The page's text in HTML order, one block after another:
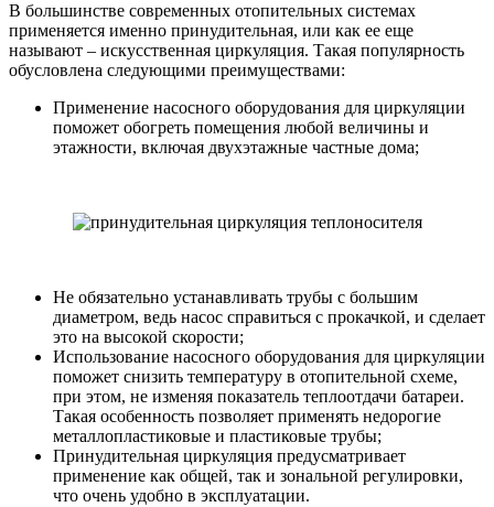
В большинстве современных отопительных системах
применяется именно принудительная, или как ее еще
называют – искусственная циркуляция. Такая популярность
обусловлена следующими преимуществами:
Применение насосного оборудования для циркуляции
поможет обогреть помещения любой величины и
этажности, включая двухэтажные частные дома;
Не обязательно устанавливать трубы с большим
диаметром, ведь насос справиться с прокачкой, и сделает
это на высокой скорости;
Использование насосного оборудования для циркуляции
поможет снизить температуру в отопительной схеме,
при этом, не изменяя показатель теплоотдачи батареи.
Такая особенность позволяет применять недорогие
металлопластиковые и пластиковые трубы;
Принудительная циркуляция предусматривает
применение как общей, так и зональной регулировки,
что очень удобно в эксплуатации.